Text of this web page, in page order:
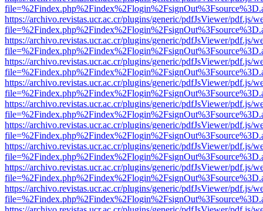
https://archivo.revistas.ucr.ac.cr/plugins/generic/pdfJsViewer/pdf.js/
https://archivo.revistas.ucr.ac.cr/plugins/generic/pdfJsViewer/pdf.js/
https://archivo.revistas.ucr.ac.cr/plugins/generic/pdfJsViewer/pdf.js/
https://archivo.revistas.ucr.ac.cr/plugins/generic/pdfJsViewer/pdf.js/
https://archivo.revistas.ucr.ac.cr/plugins/generic/pdfJsViewer/pdf.js/
https://archivo.revistas.ucr.ac.cr/plugins/generic/pdfJsViewer/pdf.js/
https://archivo.revistas.ucr.ac.cr/plugins/generic/pdfJsViewer/pdf.js/
https://archivo.revistas.ucr.ac.cr/plugins/generic/pdfJsViewer/pdf.js/
https://archivo.revistas.ucr.ac.cr/plugins/generic/pdfJsViewer/pdf.js/